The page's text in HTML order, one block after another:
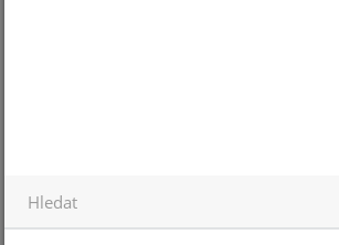
OVS-TB01